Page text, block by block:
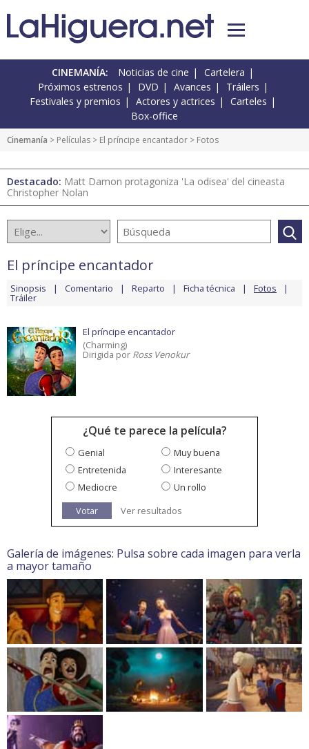
CINEMANÍA: Noticias de cine
Cartelera
Próximos estrenos
DVD Avances
Tráilers
Festivales y premios
Actores y actrices
Carteles
Box-office
Cinemanía > Películas > El príncipe encantador > Fotos
Destacado: Matt Damon protagoniza 'La odisea' del cineasta
Christopher Nolan
El príncipe encantador
Sinopsis Comentario Reparto Ficha técnica Fotos
Tráiler
El príncipe encantador
(Charming)
Dirigida por Ross Venokur
¿Qué te parece la película?
Genial
Muy buena
Entretenida
Interesante
Mediocre
Un rollo
Votar
Ver resultados
Galería de imágenes: Pulsa sobre cada imagen para verla
a mayor tamaño